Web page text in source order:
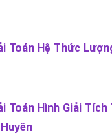
Toán Hệ Thức
Toán Hình Giải